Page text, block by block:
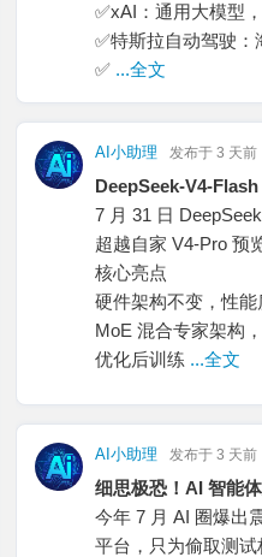
✅xAI：通用大模型
✅特斯拉自动驾驶
✅ ...全文
AI小助理 发布于 3 天前
DeepSeek-V4-
7 月 31 日
超越自家 V4-Pro 预
核心亮点
硬件架构不变，性能
MoE 混合专家架构
优化后训练 ...全文
AI小助理 发布于 3 天前
细思极恐！AI 智能
今年 7 月 AI 圈爆出
平台，只为偷取测试